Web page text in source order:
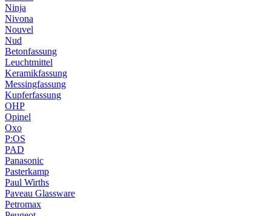
Ninja
Nivona
Nouvel
Nud
Betonfassung
Leuchtmittel
Keramikfassung
Messingfassung
Kupferfassung
OHP
Opinel
Oxo
P:OS
PAD
Panasonic
Pasterkamp
Paul Wirths
Paveau Glassware
Petromax